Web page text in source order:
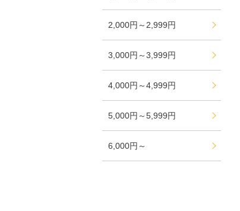
2,000円～2,999円
3,000円～3,999円
4,000円～4,999円
5,000円～5,999円
6,000円～